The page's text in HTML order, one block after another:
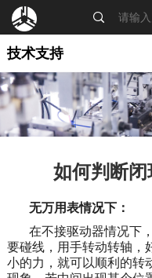
MENU
技术支持
如何判断
无万用表情况下：
在不接驱动器情况下，
要碰线，用手转动转轴，
小的力，就可以顺利的转